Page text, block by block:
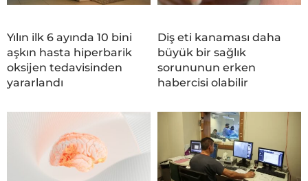
Yılın ilk 6 ayında 10 bini
aşkın hasta hiperbarik
oksijen tedavisinden
yararlandı
Diş eti kanaması daha
büyük bir sağlık
sorununun erken
habercisi olabilir